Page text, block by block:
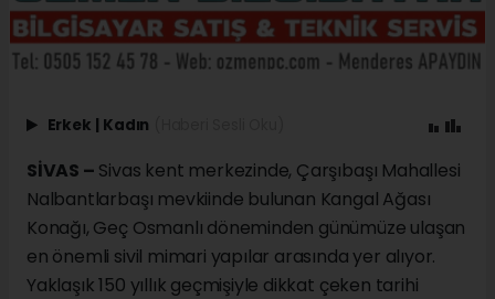
Erkek | Kadın
SİVAS – Sivas kent merkezinde, Çarşıbaşı Mahallesi
Nalbantlarbaşı mevkiinde bulunan Kangal Ağası
Konağı, Geç Osmanlı döneminden günümüze ulaşan
en önemli sivil mimari yapılar arasında yer alıyor.
Yaklaşık 150 yıllık geçmişiyle dikkat çeken tarihi